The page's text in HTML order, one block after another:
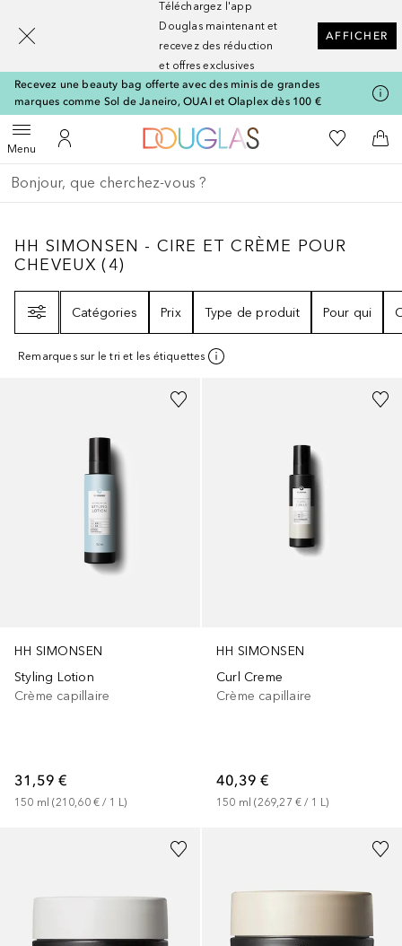
Téléchargez l'app
Douglas maintenant et
recevez des réduction
et offres exclusives
AFFICHER
Recevez une beauty bag offerte avec des minis de grandes
marques comme Sol de Janeiro, OUAI et Olaplex dès 100 €
MenuOuvrir le menuVers Mon Compte
Vers l'accueil Nocibé
Vers Ma
Retourner
Effectuer la recherche
HH SIMONSEN - CIRE ET CRÈME POUR
HH SIMONSEN - CIRE ET CRÈME POUR
CHEVEUX (4)
Catégories
Prix Type de produit Pour qui
Remarques sur le tri et les étiquettes
HH SIMONSEN
Styling Lotion
Crème capillaire
31,59 €
150 ml (210,60 € / 1 L)
HH SIMONSEN
Curl Creme
Crème capillaire
40,39 €
150 ml (269,27 € / 1 L)
[navigation.slideout.screenreader]